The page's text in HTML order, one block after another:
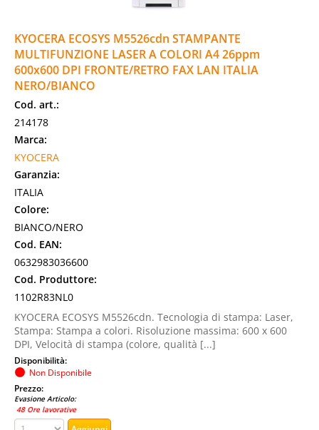
KYOCERA ECOSYS M5526cdn STAMPANTE
MULTIFUNZIONE LASER A COLORI A4 26ppm
600x600 DPI FRONTE/RETRO FAX LAN ITALIA
NERO/BIANCO
Cod. art.:
214178
Marca:
KYOCERA
Garanzia:
ITALIA
Colore:
BIANCO/NERO
Cod. EAN:
0632983036600
Cod. Produttore:
1102R83NL0
KYOCERA ECOSYS M5526cdn. Tecnologia di stampa: Laser,
Stampa: Stampa a colori. Risoluzione massima: 600 x 600
DPI, Velocità di stampa (colore, qualità [...]
Disponibilità:
Non Disponibile
Prezzo:
Evasione Articolo:
48 Ore lavorative